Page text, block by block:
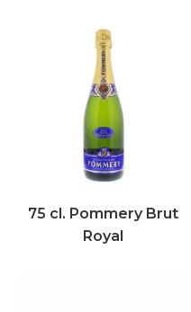
75 cl. Pommery Brut
Royal